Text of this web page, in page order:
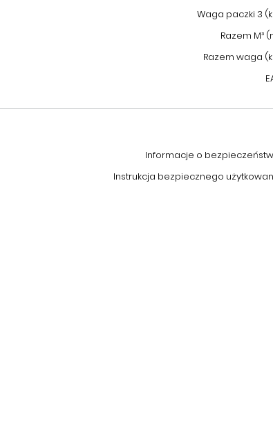
Waga paczki 3
Razem M³
Razem waga
Informacje o
Instrukcja bezpiecznego